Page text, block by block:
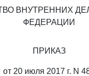
ВНУТРЕННИХ
ФЕДЕРАЦИИ
ПРИКАЗ
от 20 июля 2017 г. N